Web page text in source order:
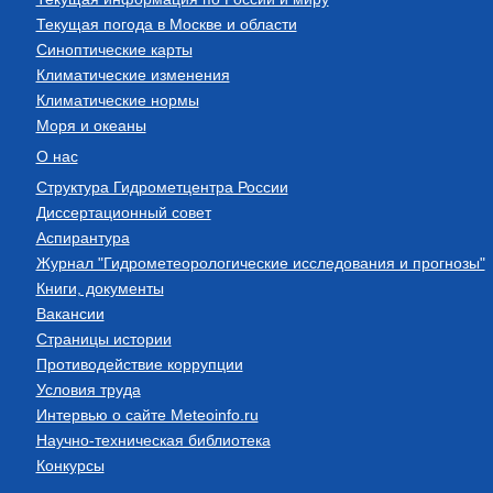
Текущая погода в Москве и области
Синоптические карты
Климатические изменения
Климатические нормы
Моря и океаны
О нас
Структура Гидрометцентра России
Диссертационный совет
Аспирантура
Журнал "Гидрометеорологические исследования и прогнозы"
Книги, документы
Вакансии
Страницы истории
Противодействие коррупции
Условия труда
Интервью о сайте Meteoinfo.ru
Научно-техническая библиотека
Конкурсы